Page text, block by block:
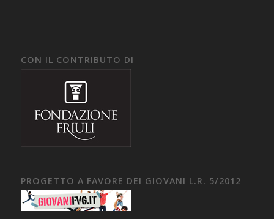
CON IL CONTRIBUTO DI
PROGETTO A FAVORE DEI GIOVANI L.R. 5/2012